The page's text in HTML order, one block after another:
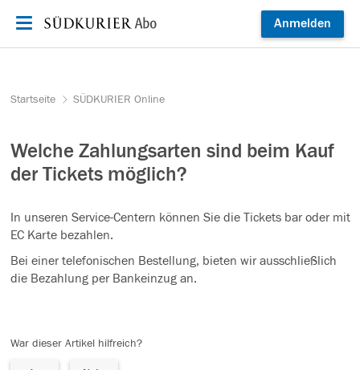
Anmelden
Startseite SÜDKURIER Online
Welche Zahlungsarten sind beim Kauf
der Tickets möglich?
In unseren Service-Centern können Sie die Tickets bar oder mit
EC Karte bezahlen.
Bei einer telefonischen Bestellung, bieten wir ausschließlich
die Bezahlung per Bankeinzug an.
War dieser Artikel hilfreich?